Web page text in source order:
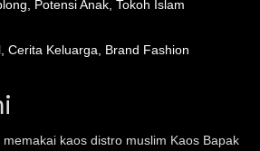
Potensi Anak Tokoh Islam
Cerita Keluarga Brand Fashion
kaos distro muslim Kaos Bapak